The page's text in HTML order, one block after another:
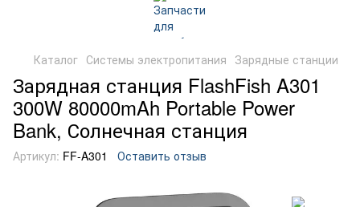
Каталог Системы электропитания Зарядные станции
Зарядная станция FlashFish A301
300W 80000mAh Portable Power
Bank, Солнечная станция
Артикул: FF-A301 Оставить отзыв